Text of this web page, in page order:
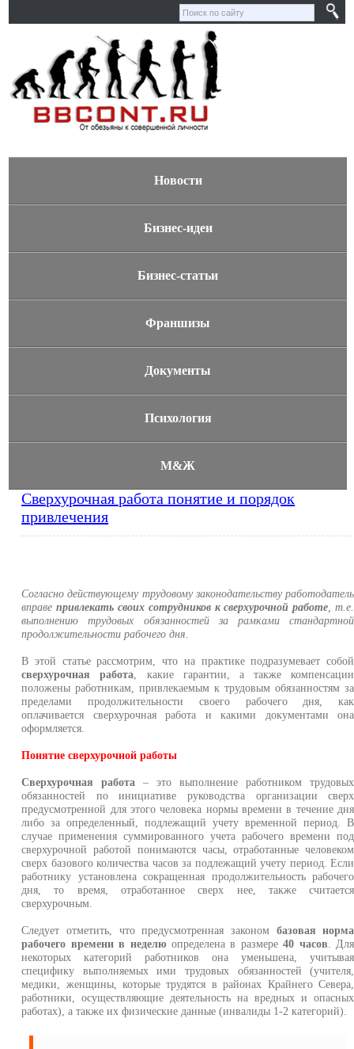
Новости
Бизнес-идеи
Бизнес-статьи
Франшизы
Документы
Психология
М&Ж
Сверхурочная работа понятие и порядок
привлечения
Согласно действующему трудовому законодательству работодатель
вправепривлекать своих сотрудников к сверхурочной работе, т.е.
выполнению трудовых обязанностей за рамками стандартной
продолжительности рабочего дня.
В этой статье рассмотрим, что на практике подразумевает собой
сверхурочная работа, какие гарантии, а также компенсации
положены работникам, привлекаемым к трудовым обязанностям за
пределами продолжительности своего рабочего дня, как
оплачивается сверхурочная работа и какими документами она
оформляется.
Понятие сверхурочной работы
Сверхурочная работа – это выполнение работником трудовых
обязанностей по инициативе руководства организации сверх
предусмотренной для этого человека нормы времени в течение дня
либо за определенный, подлежащий учету временной период. В
случае применения суммированного учета рабочего времени под
сверхурочной работой понимаются часы, отработанные человеком
сверх базового количества часов за подлежащий учету период. Если
работнику установлена сокращенная продолжительность рабочего
дня, то время, отработанное сверх нее, также считается
сверхурочным.
Следует отметить, что предусмотренная законом базовая норма
рабочего времени в неделю определена в размере40 часов. Для
некоторых категорий работников она уменьшена, учитывая
специфику выполняемых ими трудовых обязанностей (учителя,
медики, женщины, которые трудятся в районах Крайнего Севера,
работники, осуществляющие деятельность на вредных и опасных
работах), а также их физические данные (инвалиды 1-2 категорий).